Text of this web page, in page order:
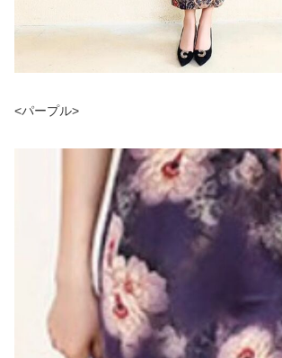
<パープル>